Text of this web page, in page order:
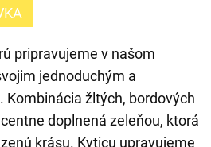
pripravujeme v našom
jednoduchým a
žltých, bordových
doplnená zeleňou, ktorá
krásu. Kyticu upravujeme